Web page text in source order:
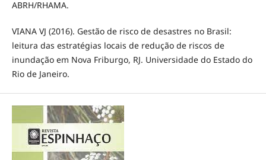
ABRH/RHAMA.
VIANA VJ (2016). Gestão de risco de desastres no Brasil:
leitura das estratégias locais de redução de riscos de
inundação em Nova Friburgo, RJ. Universidade do Estado do
Rio de Janeiro.